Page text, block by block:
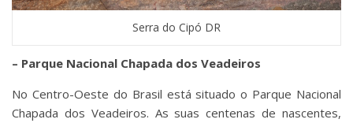
Serra do Cipó DR
– Parque Nacional Chapada dos Veadeiros
No Centro-Oeste do Brasil está situado o Parque Nacional
Chapada dos Veadeiros. As suas centenas de nascentes,